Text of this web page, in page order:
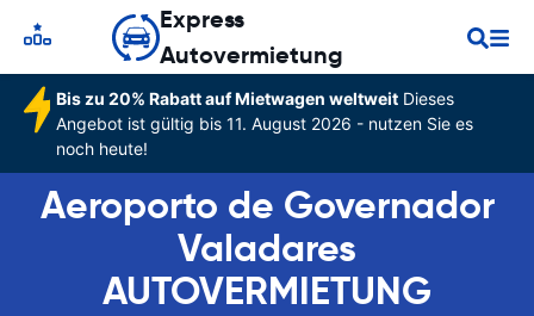
Express
Autovermietung
Bis zu 20% Rabatt auf Mietwagen weltweitDieses
Angebot ist gültig bis 11. August 2026 - nutzen Sie es
noch heute!
Aeroporto de Governador
Valadares
AUTOVERMIETUNG